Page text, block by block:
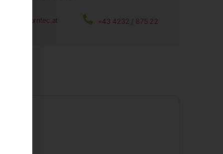
office@horntec.at +43 4232 / 875 22